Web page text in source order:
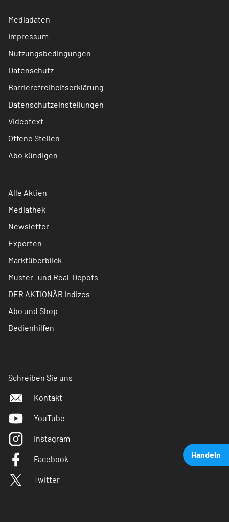
Handeln
Mediadaten
Impressum
Nutzungsbedingungen
Datenschutz
Barrierefreiheitserklärung
Datenschutzeinstellungen
Videotext
Offene Stellen
Abo kündigen
Alle Aktien
Mediathek
Newsletter
Experten
Marktüberblick
Muster- und Real-Depots
DER AKTIONÄR Indizes
Abo und Shop
Bedienhilfen
Schreiben Sie uns
Kontakt
YouTube
Instagram
Facebook
Twitter